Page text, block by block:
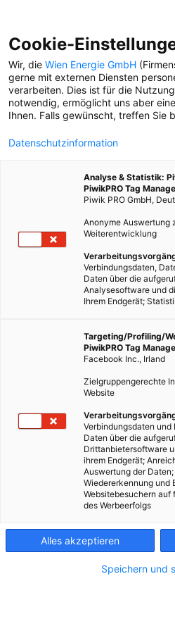
Cookie-
Wir, die Wien Energie GmbH
gerne mit externen Diensten
verarbeiten. Dies ist für die
notwendig, ermöglicht uns aber
Ihnen. Falls gewünscht, treffen Sie
Datenschutzinformation
Analyse & Statistik:
PiwikPRO Tag
Piwik PRO GmbH,
Anonyme Auswertung
Weiterentwicklung
Verbindungsdaten,
Daten über die
Analysesoftware und
Ihrem Endgerät;
Targeting/Profiling/
PiwikPRO Tag
Facebook Inc., Irland
Zielgruppengerechte
Website
Verbindungsdaten und
Daten über die
Drittanbietersoftware
ihrem Endgerät;
Auswertung der
Wiedererkennung und
Websitebesuchern auf
des Werbeerfolgs
Alles akzeptieren
Speichern und